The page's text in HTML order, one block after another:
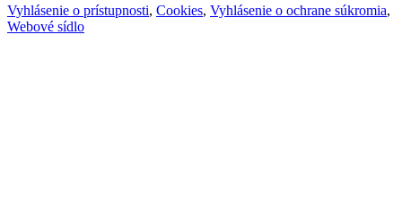
Vyhlásenie o prístupnosti, Cookies, Vyhlásenie o ochrane súkromia,
Webové sídlo